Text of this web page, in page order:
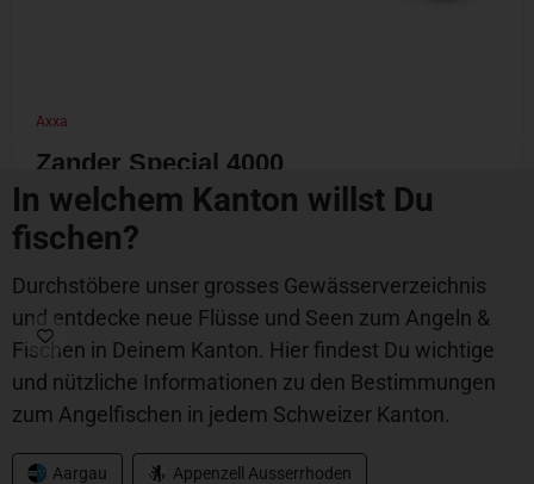
Axxa
Zander Special 4000
CHF69.00
In welchem Kanton willst Du
fischen?
Durchstöbere unser grosses Gewässerverzeichnis
und entdecke neue Flüsse und Seen zum Angeln &
Fischen in Deinem Kanton. Hier findest Du wichtige
und nützliche Informationen zu den Bestimmungen
zum Angelfischen in jedem Schweizer Kanton.
Aargau Appenzell Ausserrhoden